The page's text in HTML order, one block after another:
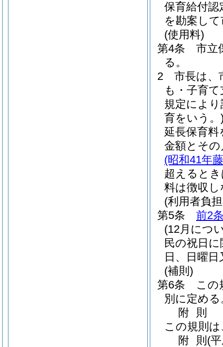
保育給付
を勘案し
(使用料)
第4条
市立
る。
2
市長は、
も・子育
規定によ
育をいう。
延長保育
金額とそ
(昭和41年
超えると
料は徴収
(利用者負
第5条
前2
(12月につ
民の祝日
日、日曜
(補則)
第6条
この
別に定める
附 則
この規則
附 則 (